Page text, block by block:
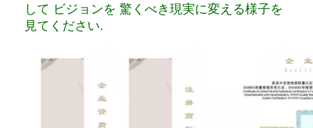
して ビジョンを 驚くべき現実に変える様子を
見てください.